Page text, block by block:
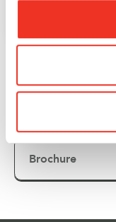
Brochure